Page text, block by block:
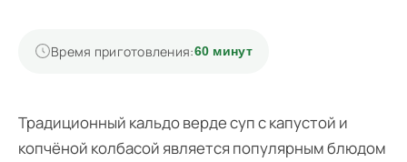
Время приготовления:60 минут
Традиционный кальдо верде суп с капустой и
копчёной колбасой является популярным блюдом